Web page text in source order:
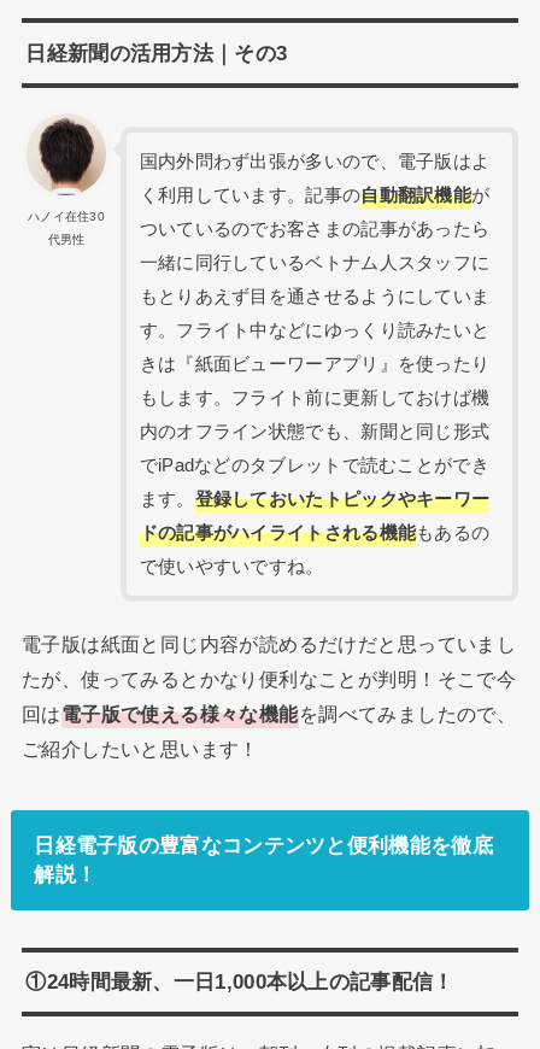
日経新聞の活用方法｜その3
ハノイ在住30
代男性
国内外問わず出張が多いので、電子版はよ
く利用しています。記事の自動翻訳機能が
ついているのでお客さまの記事があったら
一緒に同行しているベトナム人スタッフに
もとりあえず目を通させるようにしていま
す。フライト中などにゆっくり読みたいと
きは『紙面ビューワーアプリ』を使ったり
もします。フライト前に更新しておけば機
内のオフライン状態でも、新聞と同じ形式
でiPadなどのタブレットで読むことができ
ます。 登録しておいたトピックやキーワー
ドの記事がハイライトされる機能もあるの
で使いやすいですね。
電子版は紙面と同じ内容が読めるだけだと思っていまし
たが、使ってみるとかなり便利なことが判明！そこで今
回は電子版で使える様々な機能を調べてみましたので、
ご紹介したいと思います！
日経電子版の豊富なコンテンツと便利機能を徹底
解説！
①24時間最新、一日1,000本以上の記事配信！